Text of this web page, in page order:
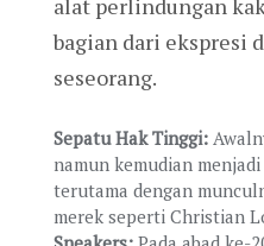
alat perlindungan
bagian dari ekspresi
seseorang.
Sepatu Hak Tinggi:
namun kemudian
terutama dengan
merek seperti Christian